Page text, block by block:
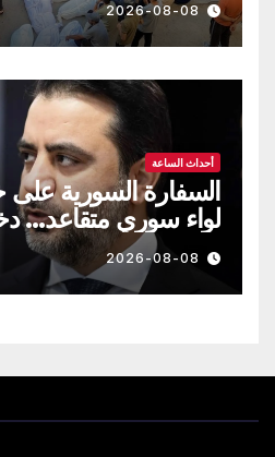
2026-08-08
أحداث الساعة
السفارة السورية
لواء سوري متقاعد…
2026-08-08